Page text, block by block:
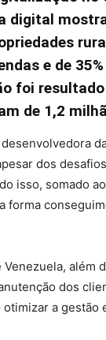
digital
e de
foi
de 1,2
dos
isso, somado
dos
a gestão